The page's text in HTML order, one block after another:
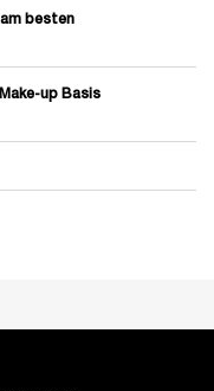
besten
up Basis